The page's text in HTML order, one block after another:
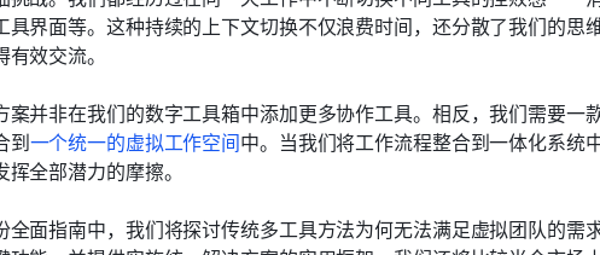
具界面等。这种持续的上下文切换不仅浪费时间，还分散了我们的思
有效交流。
案并非在我们的数字工具箱中添加更多协作工具。相反，我们需要一
到一个统一的虚拟工作空间中。当我们将工作流程整合到一体化系统
挥全部潜力的摩擦。
全面指南中，我们将探讨传统多工具方法为何无法满足虚拟团队的需